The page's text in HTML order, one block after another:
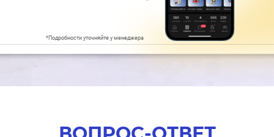
*Подробности уточняйте у менеджера